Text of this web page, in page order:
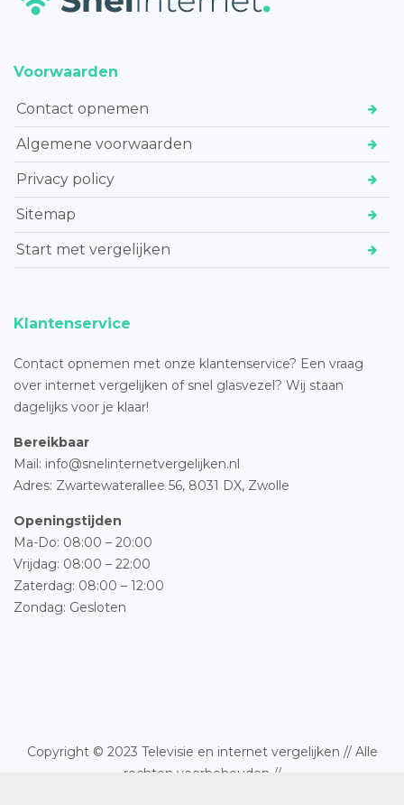
Voorwaarden
Contact opnemen
Algemene voorwaarden
Privacy policy
Sitemap
Start met vergelijken
Klantenservice
Contact opnemen met onze klantenservice? Een vraag
over internet vergelijken of snel glasvezel? Wij staan
dagelijks voor je klaar!
Bereikbaar
Mail: info@snelinternetvergelijken.nl
Adres: Zwartewaterallee 56, 8031 DX, Zwolle
Openingstijden
Ma-Do: 08:00 – 20:00
Vrijdag: 08:00 – 22:00
Zaterdag: 08:00 – 12:00
Zondag: Gesloten
Copyright © 2023 Televisie en internet vergelijken // Alle
rechten voorbehouden //